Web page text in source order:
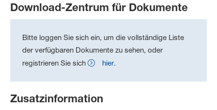
Download-Zentrum für Dokumente
Bitte loggen Sie sich ein, um die vollständige Liste
der verfügbaren Dokumente zu sehen, oder
registrieren Sie sich
hier.
Zusatzinformation